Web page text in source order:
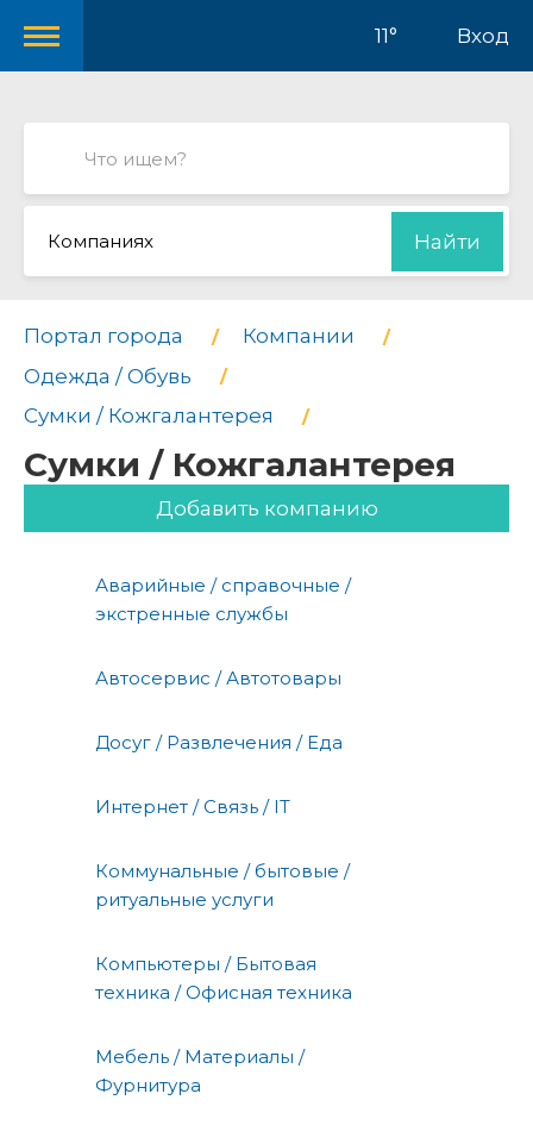
11° Вход
Компаниях Найти
Портал города
Компании
Одежда / Обувь
Сумки / Кожгалантерея
Сумки / Кожгалантерея
Добавить компанию
Аварийные / справочные /
экстренные службы
Автосервис / Автотовары
Досуг / Развлечения / Еда
Интернет / Связь / IT
Коммунальные / бытовые /
ритуальные услуги
Компьютеры / Бытовая
техника / Офисная техника
Мебель / Материалы /
Фурнитура